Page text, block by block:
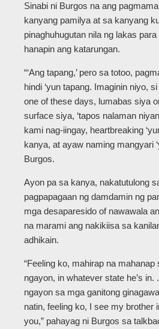
Sinabi ni Burgos na ang
kanyang pamilya at sa kanyang
pinaghuhugutan nila ng lakas
hanapin ang katarungan.
“‘Ang tapang,’ pero sa totoo,
hindi ‘yun tapang. Imaginin niyo,
one of these days, lumabas siya
surface siya, ‘tapos nalaman
kami nag-iingay, heartbreaking
kanya, at ayaw naming mangyari
Burgos.
Ayon pa sa kanya, nakatutulong
pagpapagaan ng damdamin ng
mga desaparesido of nawawala
na marami ang nakikiisa sa
adhikain.
“Feeling ko, mahirap na mahanap
ngayon, in whatever state he’s in.
ngayon sa mga ganitong ginagawa
natin, feeling ko, I see my brother
you,” pahayag ni Burgos sa